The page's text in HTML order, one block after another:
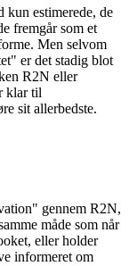
kun estimerede, de
fremgår som et
Men selvom
er det stadig blot
R2N eller
klar til
sit allerbedste.
gennem R2N,
måde som når
eller holder
informeret om